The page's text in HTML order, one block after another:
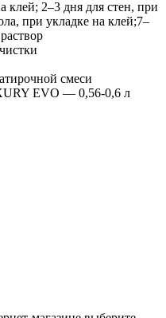
клей; 2–3 дня для стен, при
при укладке на клей;7–
смеси
EVO — 0,56-0,6 л